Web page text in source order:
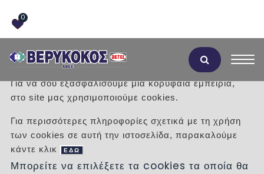
0
/ Προϊόντα /
ΠΡΟΙΟΝΤΑ ΤΣΙΜΕΝΤΟΥ
Αποδοχή Cookies
Για να σου εξασφαλίσουμε μια κορυφαία εμπειρία,
στο site μας χρησιμοποιούμε cookies.
Για περισσότερες πληροφορίες σχετικά με τη χρήση
των cookies σε αυτή την ιστοσελίδα, παρακαλούμε
κάντε κλικ
ΕΔΩ
Μπορείτε να επιλέξετε τα cookies τα οποία θα